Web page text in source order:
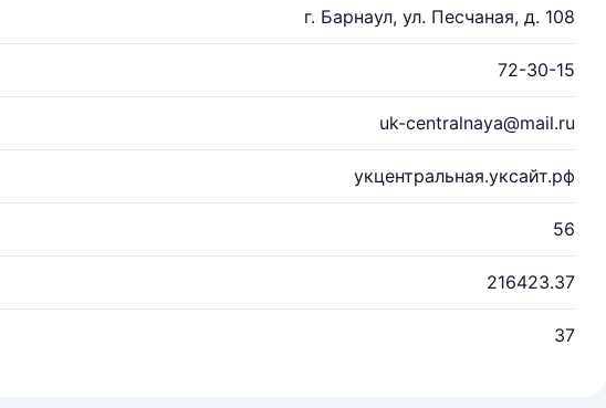
г. Барнаул, ул. Песчаная, д. 108
72-30-15
uk-centralnaya@mail.ru
укцентральная.уксайт.рф
56
216423.37
37